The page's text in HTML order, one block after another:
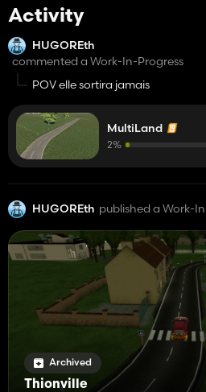
Activity
HUGOREth
commented a Work-In-Progress
POV elle sortira jamais
MultiLand
2%
HUGOREth published a Work-
Archived
Thionville